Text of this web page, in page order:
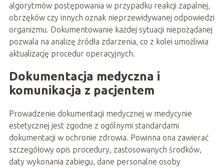
algorytmów postępowania w przypadku reakcji zapalnej,
obrzęków czy innych oznak nieprzewidywanej odpowiedzi
organizmu. Dokumentowanie każdej sytuacji niepożądanej
pozwala na analizę źródła zdarzenia, co z kolei umożliwia
aktualizację procedur operacyjnych.
Dokumentacja medyczna i
komunikacja z pacjentem
Prowadzenie dokumentacji medycznej w medycynie
estetycznej jest zgodne z ogólnymi standardami
dokumentacji w ochronie zdrowia. Powinna ona zawierać
szczegółowy opis procedury, zastosowanych środków,
daty wykonania zabiegu, dane personalne osoby